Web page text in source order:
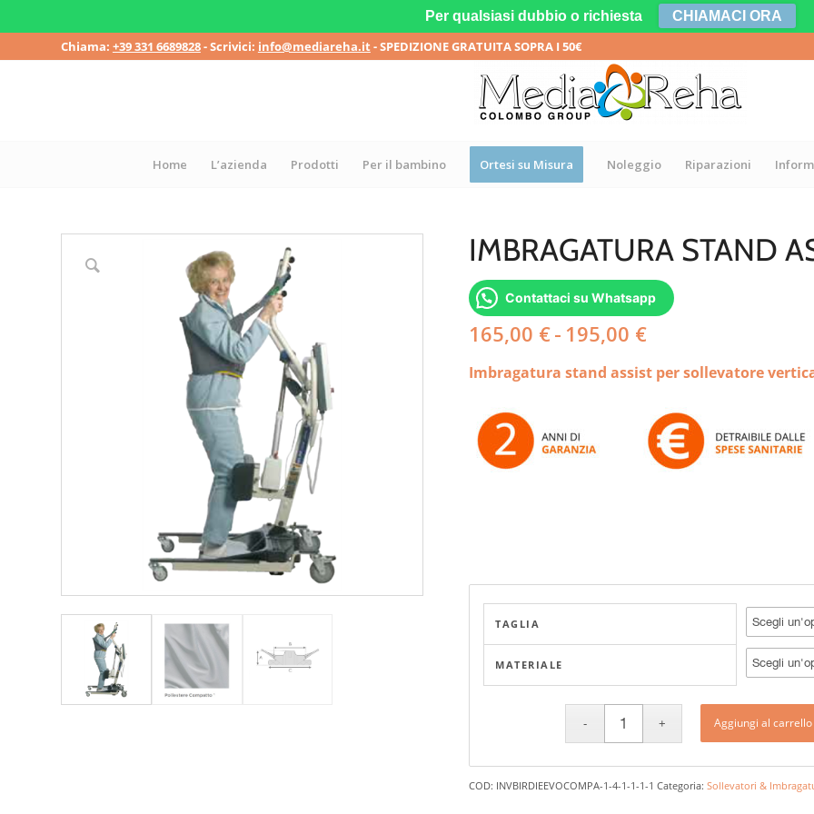
Chiama: +39 331 6689828- Scrivici: info@mediareha.it- SPEDIZIONE GRATUITA SOPRA I 50€
Home L’azienda Prodotti Per il bambino Ortesi su Misura Noleggio Riparazioni
IMBRAGATURA STAND
Contattaci su Whatsapp
165,00 €- 195,00 €Fascia
prezzo:
165,00 €
a
195,00 €
Imbragatura stand assist per sollevatore
TAGLIA
MATERIALE
Aggiungi al carrello
COD: INVBIRDIEEVOCOMPA-1-4-1-1-1-1 Categoria:Sollevatori &
Per qualsiasi dubbio o richiesta CHIAMACI ORA